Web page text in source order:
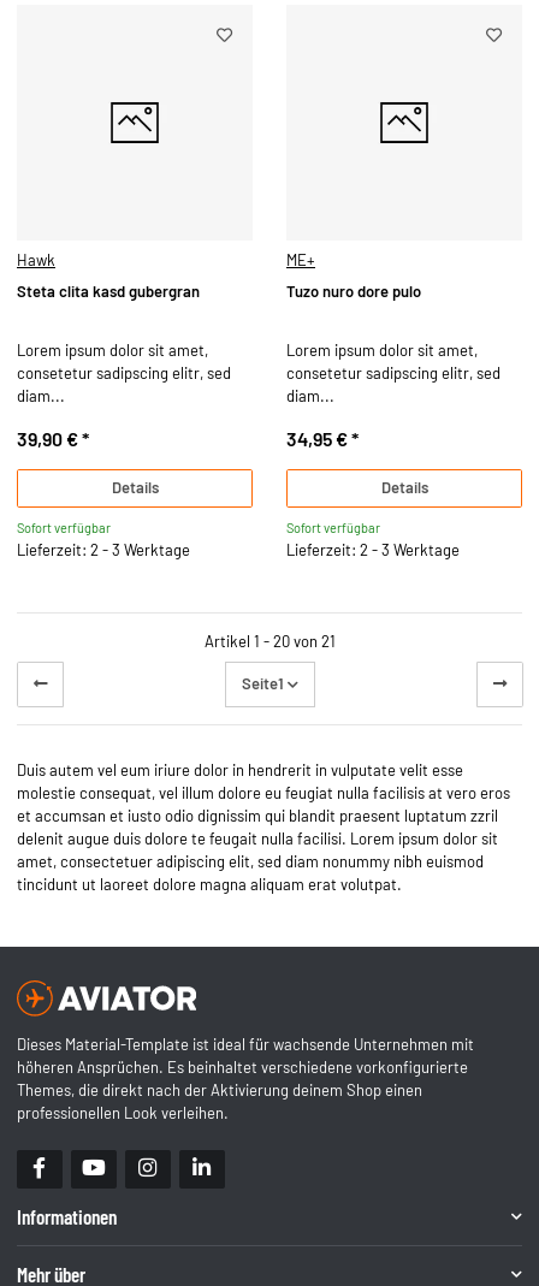
Hawk
Steta clita kasd gubergran
Lorem ipsum dolor sit amet,
consetetur sadipscing elitr, sed
diam...
39,90 €*
Details
Sofort verfügbar
Lieferzeit: 2 - 3 Werktage
ME+
Tuzo nuro dore pulo
Lorem ipsum dolor sit amet,
consetetur sadipscing elitr, sed
diam...
34,95 €*
Details
Sofort verfügbar
Lieferzeit: 2 - 3 Werktage
Artikel 1 - 20 von 21
Seite1
Duis autem vel eum iriure dolor in hendrerit in vulputate velit esse
molestie consequat, vel illum dolore eu feugiat nulla facilisis at vero eros
et accumsan et iusto odio dignissim qui blandit praesent luptatum zzril
delenit augue duis dolore te feugait nulla facilisi. Lorem ipsum dolor sit
amet, consectetuer adipiscing elit, sed diam nonummy nibh euismod
tincidunt ut laoreet dolore magna aliquam erat volutpat.
Dieses Material-Template ist ideal für wachsende Unternehmen mit
höheren Ansprüchen. Es beinhaltet verschiedene vorkonfigurierte
Themes, die direkt nach der Aktivierung deinem Shop einen
professionellen Look verleihen.
Informationen
Mehr über